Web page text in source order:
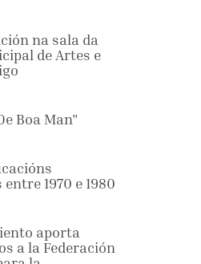
na sala da
de Artes e
Boa Man"
1970 e 1980
aporta
a la Federación